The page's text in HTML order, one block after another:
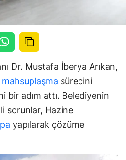
Dr. Mustafa İberya Arıkan,
mahsuplaşma sürecini
bir adım attı. Belediyenin
sorunlar, Hazine
yapılarak çözüme